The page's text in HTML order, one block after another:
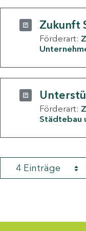
Zukunft
Förderart:
Förderart:
Städtebau
4 Einträge